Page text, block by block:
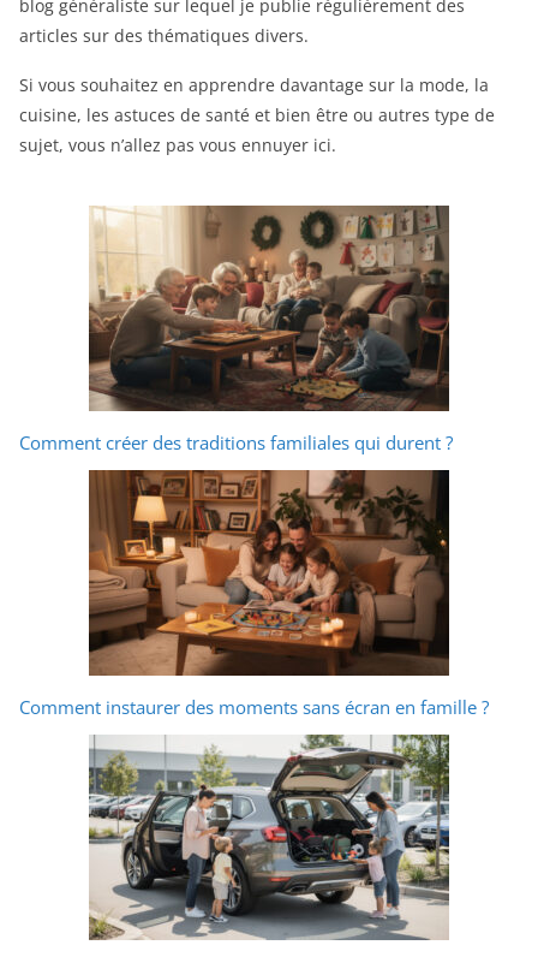
blog généraliste sur lequel je publie régulièrement des
articles sur des thématiques divers.
Si vous souhaitez en apprendre davantage sur la mode, la
cuisine, les astuces de santé et bien être ou autres type de
sujet, vous n’allez pas vous ennuyer ici.
Comment créer des traditions familiales qui durent ?
Comment instaurer des moments sans écran en famille ?